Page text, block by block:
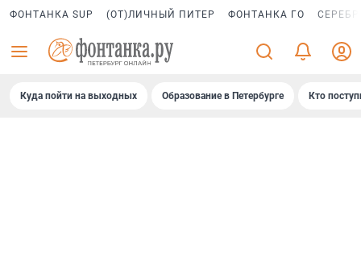
ФОНТАНКА SUP (ОТ)ЛИЧНЫЙ ПИТЕР ФОНТАНКА ГО
Куда пойти на выходных Образование в Петербурге Кто